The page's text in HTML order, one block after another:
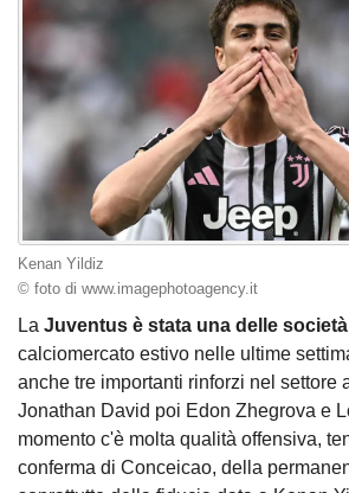
Kenan Yildiz
© foto di www.imagephotoagency.it
La Juventus è stata una delle
calciomercato estivo nelle ultime
anche tre importanti rinforzi nel settore
Jonathan David poi Edon Zhegrova e
momento c'è molta qualità offensiva,
conferma di Conceicao, della